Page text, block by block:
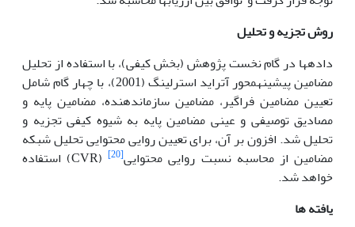
روش تجزیه و تحلیل
داده­ها در گام نخست پژوهش (بخش کیفی)، با استفاده از تحلیل
مضامین پیشینه­محور آتراید استرلینگ (2001)، با چهار گام شامل
تعیین مضامین فراگیر، مضامین سازمان­دهنده، مضامین پایه و
مصادیق توصیفی و عینی مضامین پایه به شیوه کیفی تجزیه و
تحلیل شد. افزون بر آن، برای تعیین روایی محتوایی تحلیل شبکه
مضامین از محاسبه نسبت روایی محتوایی[20]
(CVR) استفاده
خواهد شد.
یافته ها